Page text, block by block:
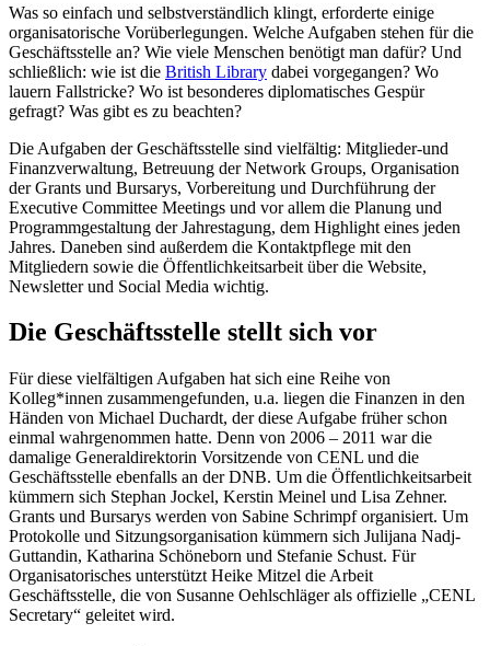
Was so einfach und selbstverständlich klingt, erforderte einige
organisatorische Vorüberlegungen. Welche Aufgaben stehen für die
Geschäftsstelle an? Wie viele Menschen benötigt man dafür? Und
schließlich: wie ist die British Library dabei vorgegangen? Wo
lauern Fallstricke? Wo ist besonderes diplomatisches Gespür
gefragt? Was gibt es zu beachten?
Die Aufgaben der Geschäftsstelle sind vielfältig: Mitglieder-und
Finanzverwaltung, Betreuung der Network Groups, Organisation
der Grants und Bursarys, Vorbereitung und Durchführung der
Executive Committee Meetings und vor allem die Planung und
Programmgestaltung der Jahrestagung, dem Highlight eines jeden
Jahres. Daneben sind außerdem die Kontaktpflege mit den
Mitgliedern sowie die Öffentlichkeitsarbeit über die Website,
Newsletter und Social Media wichtig.
Die Geschäftsstelle stellt sich vor
Für diese vielfältigen Aufgaben hat sich eine Reihe von
Kolleg*innen zusammengefunden, u.a. liegen die Finanzen in den
Händen von Michael Duchardt, der diese Aufgabe früher schon
einmal wahrgenommen hatte. Denn von 2006 – 2011 war die
damalige Generaldirektorin Vorsitzende von CENL und die
Geschäftsstelle ebenfalls an der DNB. Um die Öffentlichkeitsarbeit
kümmern sich Stephan Jockel, Kerstin Meinel und Lisa Zehner.
Grants und Bursarys werden von Sabine Schrimpf organisiert. Um
Protokolle und Sitzungsorganisation kümmern sich Julijana Nadj-
Guttandin, Katharina Schöneborn und Stefanie Schust. Für
Organisatorisches unterstützt Heike Mitzel die Arbeit
Geschäftsstelle, die von Susanne Oehlschläger als offizielle „CENL
Secretary“ geleitet wird.